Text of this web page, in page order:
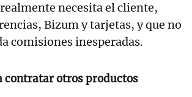
necesita el cliente,
Bizum y tarjetas, y que no
comisiones inesperadas.
contratar otros productos